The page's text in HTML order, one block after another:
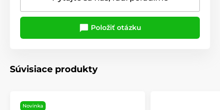
Položiť otázku
Súvisiace produkty
Novinka